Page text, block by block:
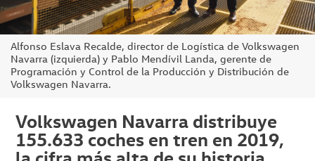
Alfonso Eslava Recalde, director de Logística de Volkswagen
Navarra (izquierda) y Pablo Mendívil Landa, gerente de
Programación y Control de la Producción y Distribución de
Volkswagen Navarra.
Volkswagen Navarra distribuye
155.633 coches en tren en 2019,